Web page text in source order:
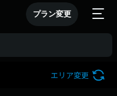
プラン変更
エリア変更